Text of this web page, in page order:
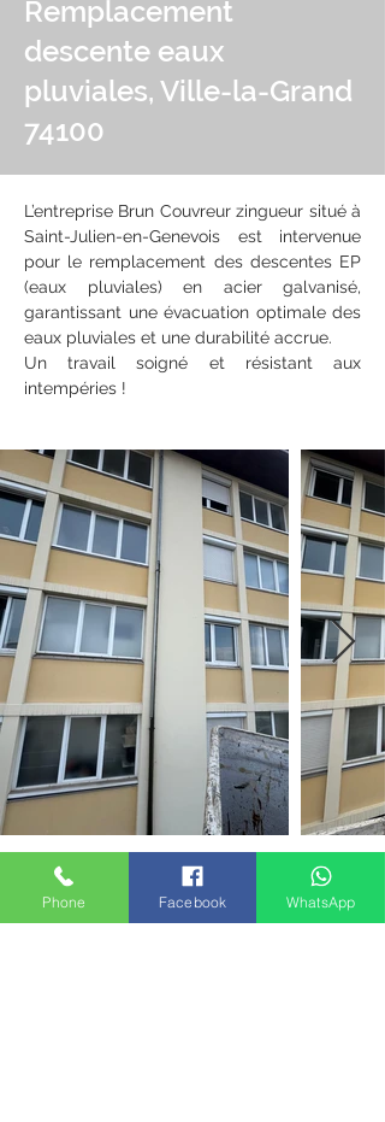
Remplacement
descente eaux
pluviales, Ville-la-Grand
74100
L’entreprise Brun Couvreur zingueur situé à
Saint-Julien-en-Genevois est intervenue
pour le remplacement des descentes EP
(eaux pluviales) en acier galvanisé,
garantissant une évacuation optimale des
eaux pluviales et une durabilité accrue.
Un travail soigné et résistant aux
intempéries !
Ville-la-Grand 74100
Précédent Suivant
Phone Facebook WhatsApp